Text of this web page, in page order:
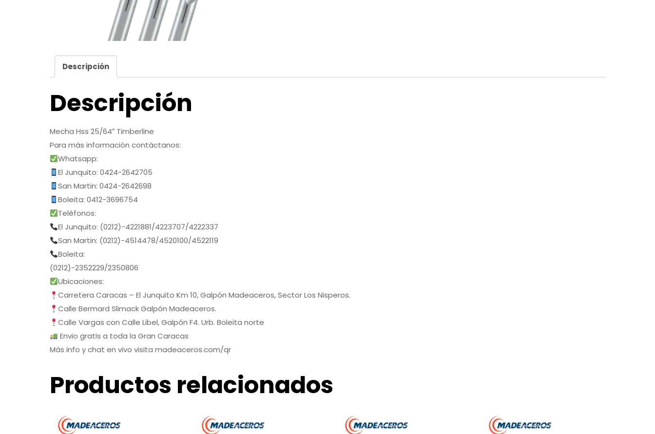
Descripción
Descripción
Mecha Hss 25/64″ Timberline
Para más información contáctanos:
Whatsapp:
El Junquito: 0424-2642705
San Martin: 0424-2642698
Boleita: 0412-3696754
Teléfonos:
El Junquito: (0212)-4221881/4223707/4222337
San Martin: (0212)-4514478/4520100/4522119
Boleita:
(0212)-2352229/2350806
Ubicaciones:
Carretera Caracas – El Junquito Km 10, Galpón Madeaceros, Sector Los Nisperos.
Calle Bermard Slimack Galpón Madeaceros.
Calle Vargas con Calle Libel, Galpón F4. Urb. Boleita norte
Envio gratis a toda la Gran Caracas
Más info y chat en vivo visita madeaceros.com/qr
Productos relacionados